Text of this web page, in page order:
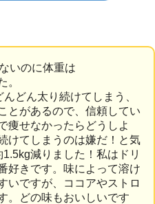
いのに体重は
。
どん太り続けてしまう、
とがあるので、信頼してい
痩せなかったらどうしよ
けてしまうのは嫌だ！と気
減りました！私はドリ
好きです。味によって溶け
いですが、ココアやストロ
。どの味もおいしいです